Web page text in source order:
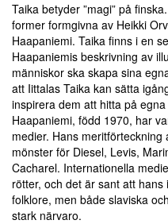
Taika betyder ”magi” på
former formgivna av Heikki
Haapaniemi. Taika finns i en
Haapaniemis beskrivning av
människor ska skapa sina
att Iittalas Taika kan sätta
inspirera dem att hitta på
Haapaniemi, född 1970, har
medier. Hans
mönster för Diesel, Levis,
Cacharel. Internationella
rötter, och det är sant att
folklore, men både slaviska
stark närvaro.